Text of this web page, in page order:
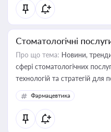
Стоматологічні
Про що тема: Новини,
сфері стоматологічних
технологій та
Фармацевтика